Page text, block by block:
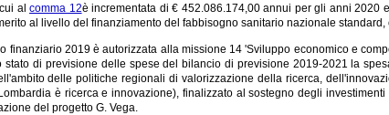
alcomma 12è incrementata di € 452.086.174,00 annui per gli anni 2020
al livello del finanziamento del fabbisogno sanitario nazionale
finanziario 2019 è autorizzata alla missione 14 'Sviluppo economico e
stato di previsione delle spese del bilancio di previsione 2019-2021 la
delle politiche regionali di valorizzazione della ricerca,
è ricerca e innovazione), finalizzato al sostegno degli
del progetto G. Vega.